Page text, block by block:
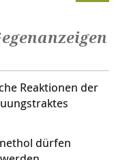
Reaktionen der
dürfen